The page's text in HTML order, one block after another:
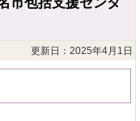
更新日：2025年4月1日